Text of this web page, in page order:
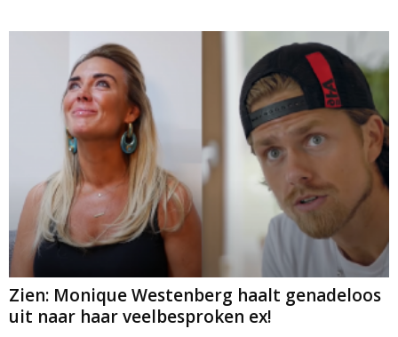
Zien: Monique Westenberg haalt genadeloos
uit naar haar veelbesproken ex!